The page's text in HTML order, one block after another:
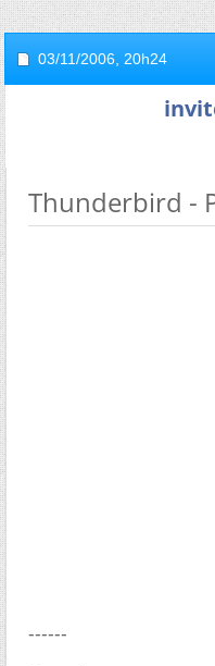
03/11/2006, 20h24
Thunderbird -
------